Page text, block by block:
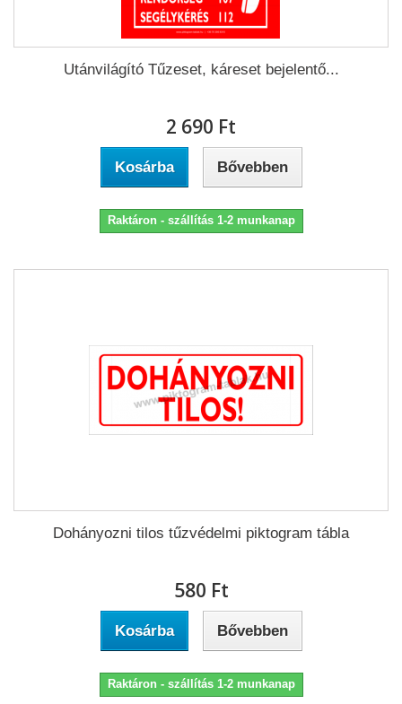
Utánvilágító Tűzeset, káreset bejelentő...
2 690 Ft‎
Kosárba Bővebben
Raktáron - szállítás 1-2 munkanap
Dohányozni tilos tűzvédelmi piktogram tábla
580 Ft‎
Kosárba Bővebben
Raktáron - szállítás 1-2 munkanap